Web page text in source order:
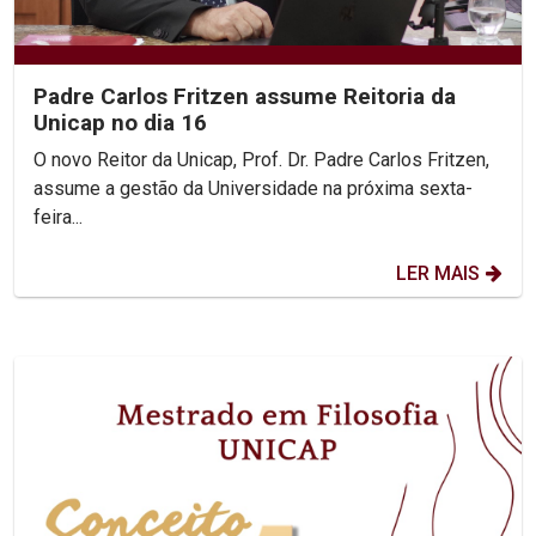
Padre Carlos Fritzen assume Reitoria da
Unicap no dia 16
O novo Reitor da Unicap, Prof. Dr. Padre Carlos Fritzen,
assume a gestão da Universidade na próxima sexta-
feira...
LER MAIS